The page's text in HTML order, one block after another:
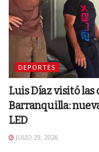
DEPORTES
Luis Díaz visitó
Barranquilla:
LED
JULIO 29, 2026